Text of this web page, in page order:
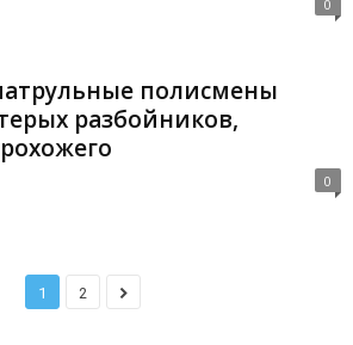
0
полисмены
разбойников,
0
1 2